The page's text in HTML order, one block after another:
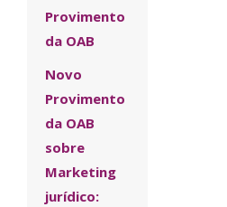
Provimento
da OAB
Novo
Provimento
da OAB
sobre
Marketing
jurídico: